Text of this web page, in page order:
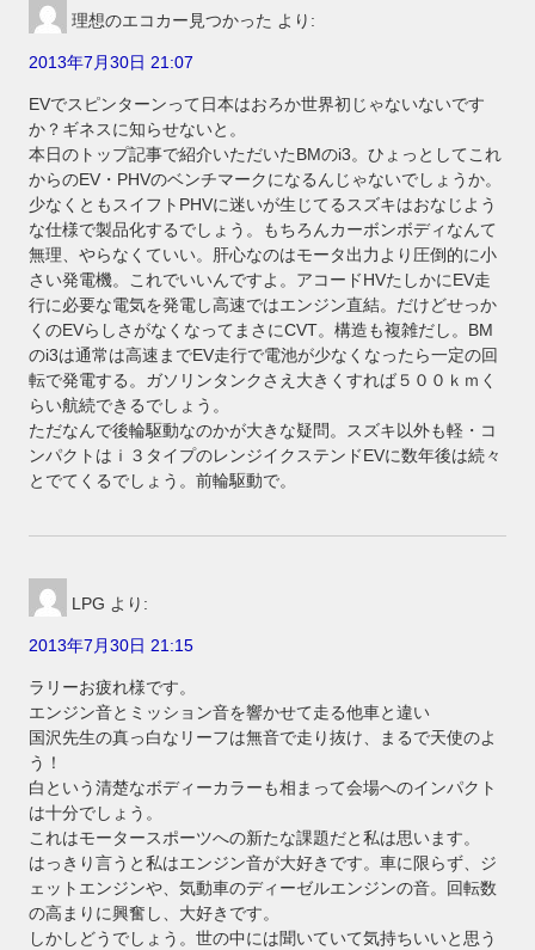
理想のエコカー見つかった より:
2013年7月30日 21:07
EVでスピンターンって日本はおろか世界初じゃないないです
か？ギネスに知らせないと。
本日のトップ記事で紹介いただいたBMのi3。ひょっとしてこれ
からのEV・PHVのベンチマークになるんじゃないでしょうか。
少なくともスイフトPHVに迷いが生じてるスズキはおなじよう
な仕様で製品化するでしょう。もちろんカーボンボディなんて
無理、やらなくていい。肝心なのはモータ出力より圧倒的に小
さい発電機。これでいいんですよ。アコードHVたしかにEV走
行に必要な電気を発電し高速ではエンジン直結。だけどせっか
くのEVらしさがなくなってまさにCVT。構造も複雑だし。BM
のi3は通常は高速までEV走行で電池が少なくなったら一定の回
転で発電する。ガソリンタンクさえ大きくすれば５００ｋｍく
らい航続できるでしょう。
ただなんで後輪駆動なのかが大きな疑問。スズキ以外も軽・コ
ンパクトはｉ３タイプのレンジイクステンドEVに数年後は続々
とでてくるでしょう。前輪駆動で。
LPG より:
2013年7月30日 21:15
ラリーお疲れ様です。
エンジン音とミッション音を響かせて走る他車と違い
国沢先生の真っ白なリーフは無音で走り抜け、まるで天使のよ
う！
白という清楚なボディーカラーも相まって会場へのインパクト
は十分でしょう。
これはモータースポーツへの新たな課題だと私は思います。
はっきり言うと私はエンジン音が大好きです。車に限らず、ジ
ェットエンジンや、気動車のディーゼルエンジンの音。回転数
の高まりに興奮し、大好きです。
しかしどうでしょう。世の中には聞いていて気持ちいいと思う